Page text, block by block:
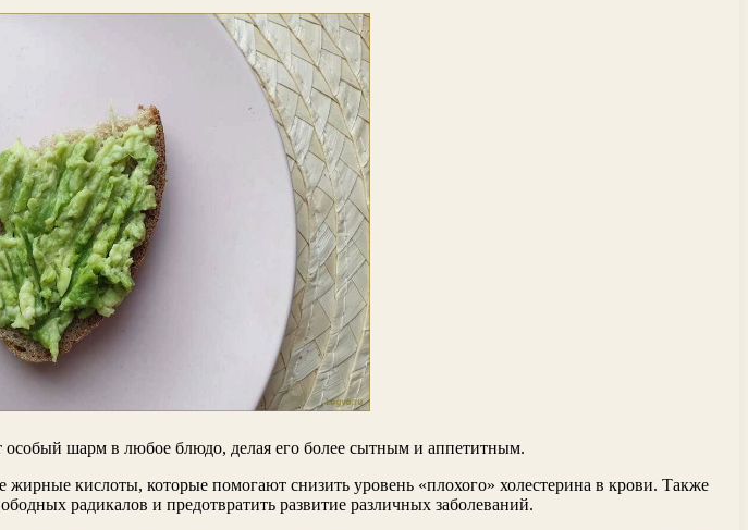
особый шарм в любое блюдо, делая его более сытным и аппетитным.
кислоты, которые помогают снизить уровень «плохого» холестерина в крови. Также
радикалов и предотвратить развитие различных заболеваний.